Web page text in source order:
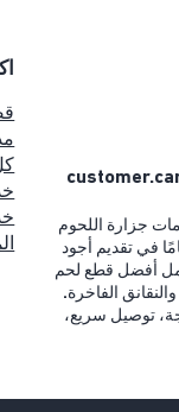
جزارة اللحوم
في الإمارات، بخبرة تمتد لأكثر من 25 عامًا في تقديم أجود
أفضل قطع لحم
الفاخرة.
توصيل سريع،